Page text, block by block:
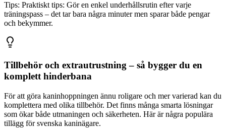
Tips: Praktiskt tips: Gör en enkel underhållsrutin efter varje
träningspass – det tar bara några minuter men sparar både pengar
och bekymmer.
Tillbehör och extrautrustning – så bygger du en
komplett hinderbana
För att göra kaninhoppningen ännu roligare och mer varierad kan du
komplettera med olika tillbehör. Det finns många smarta lösningar
som ökar både utmaningen och säkerheten. Här är några populära
tillägg för svenska kaninägare.